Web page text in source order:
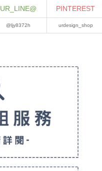
UR_LINE@ PINTEREST
@ljy8372h urdesign_shop